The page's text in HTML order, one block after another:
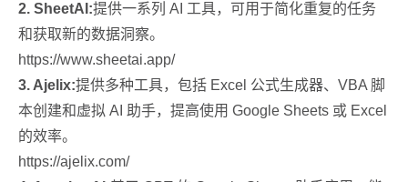
2. SheetAI:提供一系列 AI 工具，可用于简化重复的任务
和获取新的数据洞察。
https://www.sheetai.app/
3. Ajelix:提供多种工具，包括 Excel 公式生成器、VBA 脚
本创建和虚拟 AI 助手，提高使用 Google Sheets 或 Excel
的效率。
https://ajelix.com/